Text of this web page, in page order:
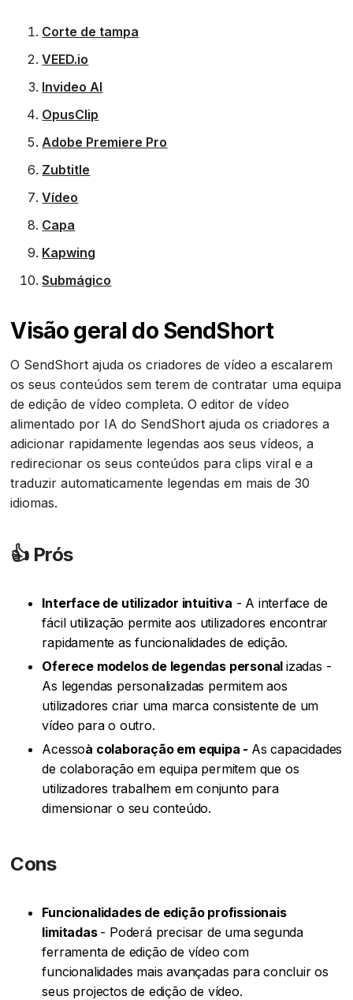
Corte de tampa
VEED.io
Invideo AI
OpusClip
Adobe Premiere Pro
Zubtitle
Vídeo
Capa
Kapwing
Submágico
Visão geral do SendShort
O SendShort ajuda os criadores de vídeo a escalarem
os seus conteúdos sem terem de contratar uma equipa
de edição de vídeo completa. O editor de vídeo
alimentado por IA do SendShort ajuda os criadores a
adicionar rapidamente legendas aos seus vídeos, a
redirecionar os seus conteúdos para clips viral e a
traduzir automaticamente legendas em mais de 30
idiomas.
👍 Prós‍‍
Interface de utilizador intuitiva - A interface de
fácil utilização permite aos utilizadores encontrar
rapidamente as funcionalidades de edição.
Oferece modelos de legendas personalizadas -
As legendas personalizadas permitem aos
utilizadores criar uma marca consistente de um
vídeo para o outro.
‍Acessoà colaboração em equipa - As capacidades
de colaboração em equipa permitem que os
utilizadores trabalhem em conjunto para
dimensionar o seu conteúdo.
Cons
Funcionalidades de edição profissionais
limitadas - Poderá precisar de uma segunda
ferramenta de edição de vídeo com
funcionalidades mais avançadas para concluir os
seus projectos de edição de vídeo.